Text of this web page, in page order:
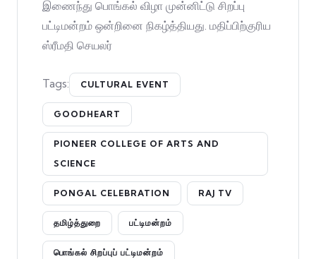
இணைந்து பொங்கல் விழா முன்னிட்டு சிறப்பு
பட்டிமன்றம் ஒன்றினை நிகழ்த்தியது. மதிப்பிற்குரிய
ஸ்ரீமதி செயலர்
Tags: CULTURAL EVENT
GOODHEART
PIONEER COLLEGE OF ARTS AND
SCIENCE
PONGAL CELEBRATION RAJ TV
தமிழ்த்துறை பட்டிமன்றம்
பொங்கல் சிறப்புப் பட்டிமன்றம்